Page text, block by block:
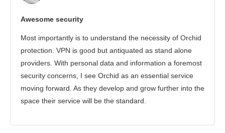
Awesome security
Most importantly is to understand the necessity of Orchid
protection. VPN is good but antiquated as stand alone
providers. With personal data and information a foremost
security concerns, I see Orchid as an essential service
moving forward. As they develop and grow further into the
space their service will be the standard.